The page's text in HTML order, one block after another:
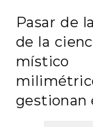
Pasar de
de la
místico
gestionan